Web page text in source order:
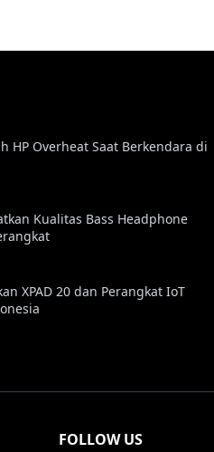
HP Overheat Saat Berkendara di
Kualitas Bass Headphone
XPAD 20 dan Perangkat IoT
FOLLOW US